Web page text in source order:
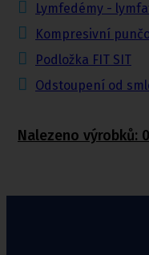
Lymfedémy -
Kompresivní
Podložka FIT SIT
Odstoupení od
Nalezeno výrobků: 0